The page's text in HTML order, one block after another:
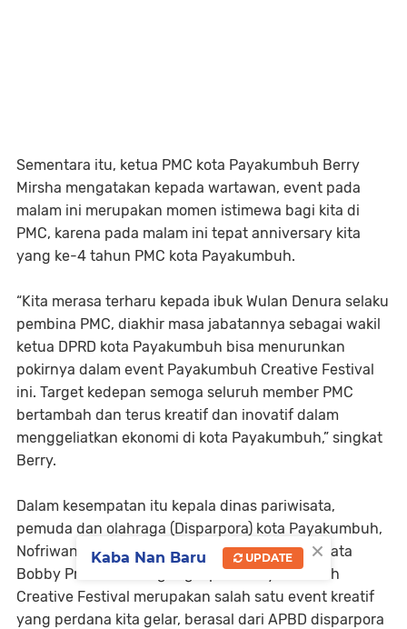
Sementara itu, ketua PMC kota Payakumbuh Berry
Mirsha mengatakan kepada wartawan, event pada
malam ini merupakan momen istimewa bagi kita di
PMC, karena pada malam ini tepat anniversary kita
yang ke-4 tahun PMC kota Payakumbuh.
“Kita merasa terharu kepada ibuk Wulan Denura selaku
pembina PMC, diakhir masa jabatannya sebagai wakil
ketua DPRD kota Payakumbuh bisa menurunkan
pokirnya dalam event Payakumbuh Creative Festival
ini. Target kedepan semoga seluruh member PMC
bertambah dan terus kreatif dan inovatif dalam
menggeliatkan ekonomi di kota Payakumbuh,” singkat
Berry.
Dalam kesempatan itu kepala dinas pariwisata,
pemuda dan olahraga (Disparpora) kota Payakumbuh,
Nofriwandi didampingi kabid destinasi pariwisata
Bobby Prakarsa mengungkapkan, Payakumbuh
Creative Festival merupakan salah satu event kreatif
yang perdana kita gelar, berasal dari APBD disparpora
×
Kaba Nan Baru UPDATE